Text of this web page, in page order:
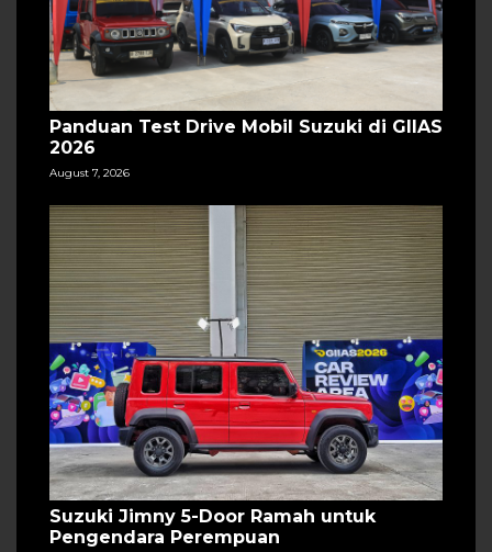
Panduan Test Drive Mobil Suzuki di GIIAS
2026
August 7, 2026
Suzuki Jimny 5-Door Ramah untuk
Pengendara Perempuan